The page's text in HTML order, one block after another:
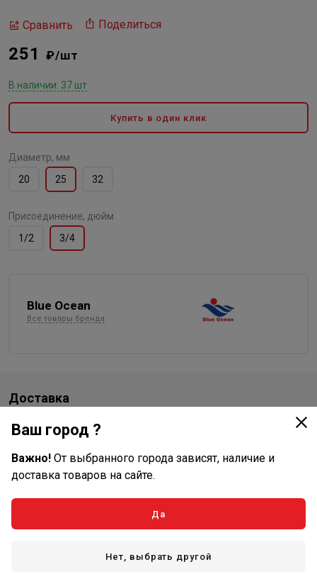
Сравнить Поделиться
251 ₽/шт
В наличии: 37 шт
Купить в один клик
Диаметр, мм
20
25 32
Присоединение, дюйм
1/2
3/4
Blue Ocean
Все товары бренда
Доставка
Стоимость и способы доставки будут доступны при
оформлении заказа.
Характеристики
Основные
Ваш город ?
Важно! От выбранного города зависят, наличие и
доставка товаров на сайте.
Да
Нет, выбрать другой